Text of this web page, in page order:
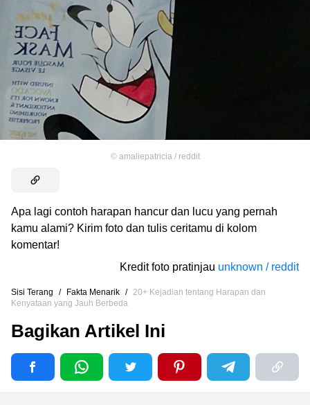
© amaliepatricia / reddit
Apa lagi contoh harapan hancur dan lucu yang pernah
kamu alami? Kirim foto dan tulis ceritamu di kolom
komentar!
Kredit foto pratinjau unknown / reddit
Sisi Terang / Fakta Menarik / 20+ Kejadian tentang Harapan dan
Kenyataan yang Jauh Berbeda
Bagikan Artikel Ini